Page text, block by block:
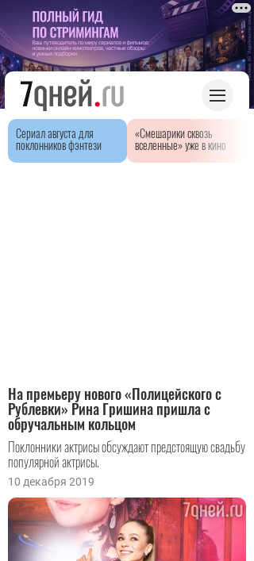
Сериал августа для
поклонников фэнтези
«Смешарики сквозь
вселенные» уже в кино
На премьеру нового «Полицейского с
Рублевки» Рина Гришина пришла с
обручальным кольцом
Поклонники актрисы обсуждают предстоящую свадьбу
популярной актрисы.
10 декабря 2019